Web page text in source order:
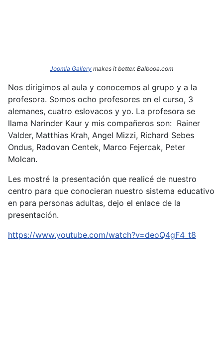
Joomla Gallery makes it better. Balbooa.com
Nos dirigimos al aula y conocemos al grupo y a la
profesora. Somos ocho profesores en el curso, 3
alemanes, cuatro eslovacos y yo. La profesora se
llama Narinder Kaur y mis compañeros son: Rainer
Valder, Matthias Krah, Angel Mizzi, Richard Sebes
Ondus, Radovan Centek, Marco Fejercak, Peter
Molcan.
Les mostré la presentación que realicé de nuestro
centro para que conocieran nuestro sistema educativo
en para personas adultas, dejo el enlace de la
presentación.
https://www.youtube.com/watch?v=deoQ4gF4_t8